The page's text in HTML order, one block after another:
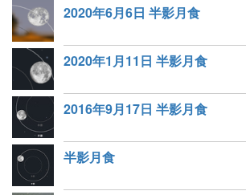
2020年6月6日 半影月食
2020年1月11日 半影月食
2016年9月17日 半影月食
半影月食